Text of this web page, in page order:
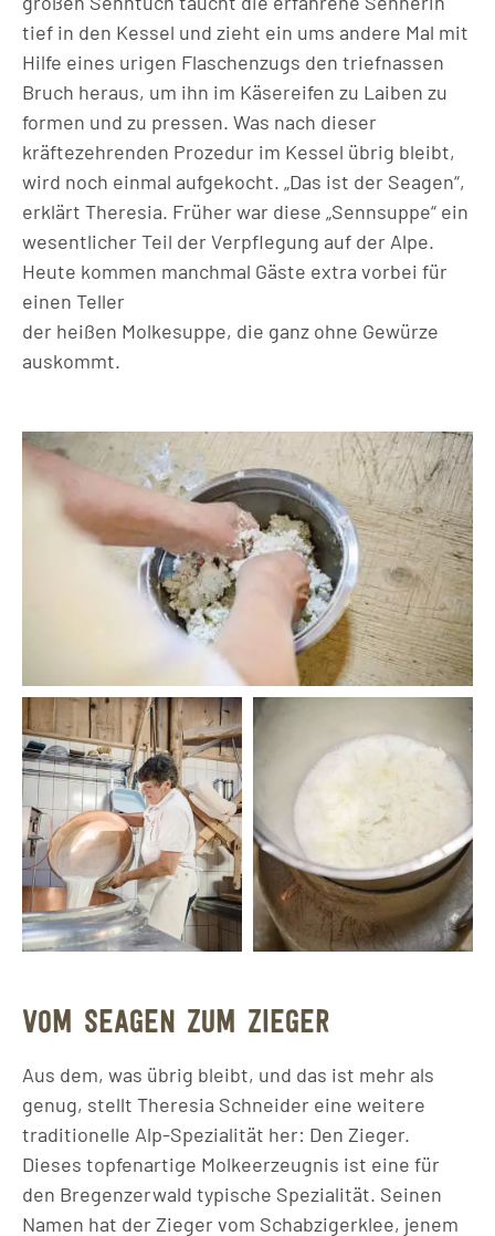
tief in den Kessel und zieht ein ums andere Mal mit
Hilfe eines urigen Flaschenzugs den triefnassen
Bruch heraus, um ihn im Käsereifen zu Laiben zu
formen und zu pressen. Was nach dieser
kräftezehrenden Prozedur im Kessel übrig bleibt,
wird noch einmal aufgekocht. „Das ist der Seagen“,
erklärt Theresia. Früher war diese „Sennsuppe“ ein
wesentlicher Teil der Verpflegung auf der Alpe.
Heute kommen manchmal Gäste extra vorbei für
einen Teller
der heißen Molkesuppe, die ganz ohne Gewürze
auskommt.
VOM SEAGEN ZUM ZIEGER
Aus dem, was übrig bleibt, und das ist mehr als
genug, stellt Theresia Schneider eine weitere
traditionelle Alp-Spezialität her: Den Zieger.
Dieses topfenartige Molkeerzeugnis ist eine für
den Bregenzerwald typische Spezialität. Seinen
Namen hat der Zieger vom Schabzigerklee, jenem